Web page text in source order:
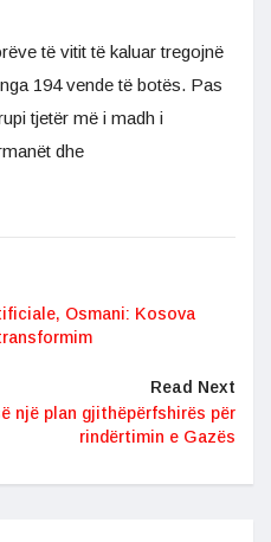
të vitit të kaluar tregojnë
194 vende të botës. Pas
tjetër më i madh i
dhe
Osmani: Kosova
Read Next
një plan gjithëpërfshirës për
rindërtimin e Gazës